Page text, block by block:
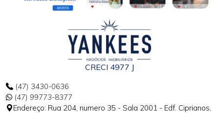
CRECI 4977 J
(47) 3430-0636
(47) 99773-8377
Endereço: Rua 204, numero 35 - Sala 2001 - Edf. Ciprianos,